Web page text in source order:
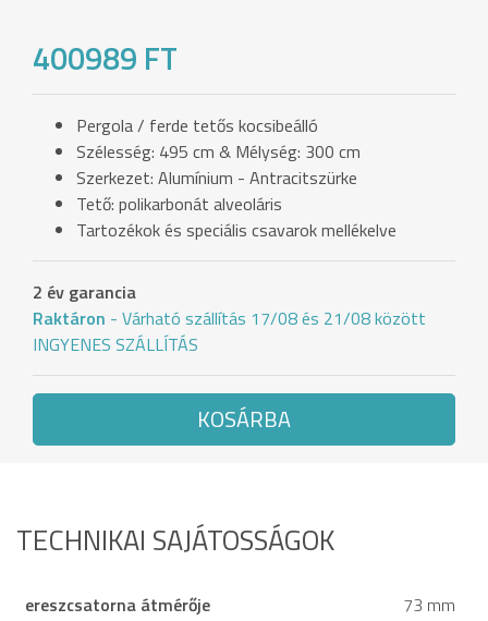
400989 FT
Pergola / ferde tetős kocsibeálló
Szélesség: 495 cm & Mélység: 300 cm
Szerkezet: Alumínium - Antracitszürke
Tető: polikarbonát alveoláris
Tartozékok és speciális csavarok mellékelve
2 év garancia
Raktáron - Várható szállítás 17/08 és 21/08 között
INGYENES SZÁLLÍTÁS
KOSÁRBA
TECHNIKAI SAJÁTOSSÁGOK
ereszcsatorna átmérője
73 mm